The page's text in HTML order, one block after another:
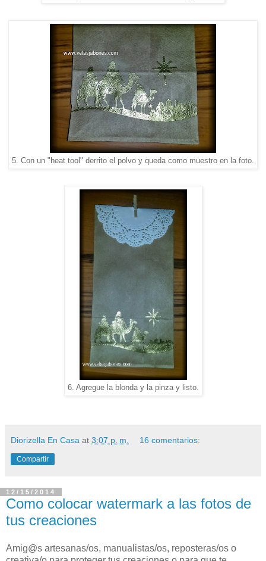
5. Con un "heat tool" derrito el polvo y queda como muestro en la foto.
6. Agregue la blonda y la pinza y listo.
Diorizella En Casa at 3:07 p. m. 16 comentarios:
Compartir
12/15/2014
Como colocar watermark a las fotos de
tus creaciones
Amig@s artesanas/os, manualistas/os, reposteras/os o